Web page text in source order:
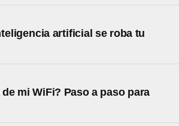
artificial se roba tu
mi WiFi? Paso a paso para